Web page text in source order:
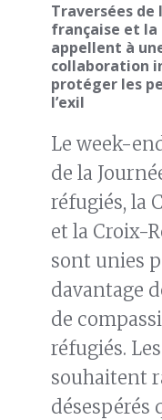
Traversées de
française et la
appellent à
collaboration
protéger les
l’exil
Le week-
de la
réfugiés, la
et la Croix-
sont unies
davantage
de
réfugiés.
souhaitent
désespérés